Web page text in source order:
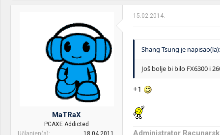
Case: Lian Li 011 Dynamic (black)
PSU:
Seasonic SS-760XP2
Platinum
Mice &
keyboard:
Razer Deathadder Chroma
+ ASUS Echelon mousepad
+ Redragon Dark Avenger
RGB
Internet:
ASUS RT-N18U + Ubiquiti
AP AC LR @ 250/25Mbit
MaTRaX
PCAXE Addicted
15.02.2014.
Shang Tsung je napisao(la):
Još bolje bi bilo FX6300 i
+1
Administrator